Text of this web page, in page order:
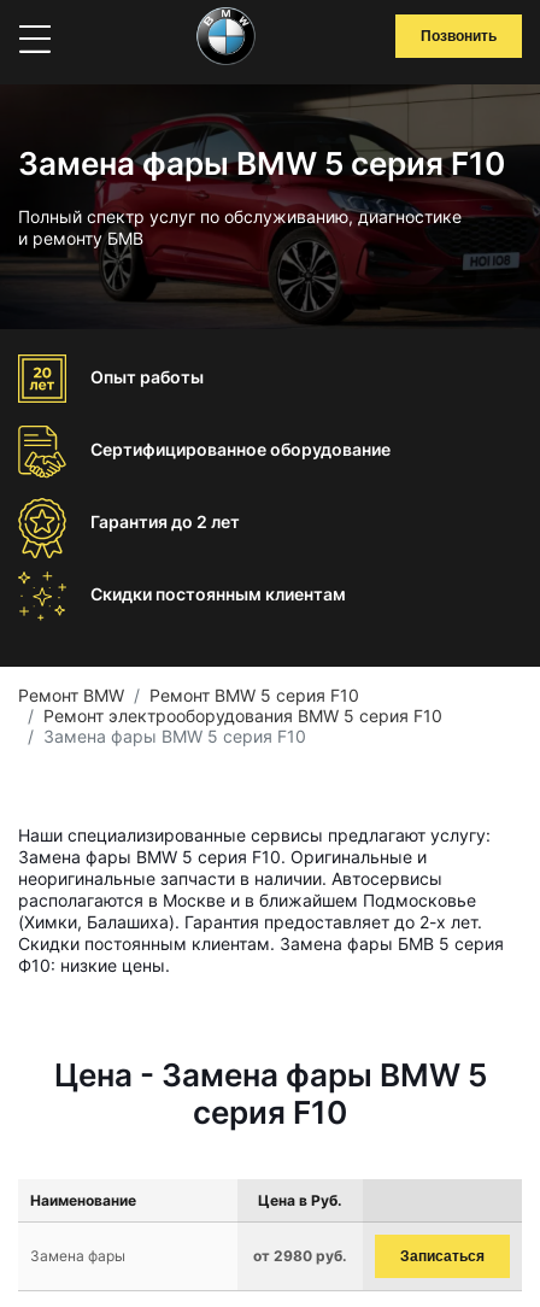
Позвонить
Замена фары BMW 5 серия F10
Полный спектр услуг по обслуживанию, диагностике
и ремонту БМВ
Опыт работы
Сертифицированноеоборудование
Гарантиядо 2 лет
Скидки постоянным клиентам
Ремонт BMW
Ремонт BMW 5 серия F10
Ремонт электрооборудования BMW 5 серия F10
Замена фары BMW 5 серия F10
Наши специализированные сервисы предлагают услугу:
Замена фары BMW 5 серия F10. Оригинальные и
неоригинальные запчасти в наличии. Автосервисы
располагаются в Москве и в ближайшем Подмосковье
(Химки, Балашиха). Гарантия предоставляет до 2-х лет.
Скидки постоянным клиентам. Замена фары БМВ 5 серия
Ф10: низкие цены.
Цена - Замена фары BMW 5
серия F10
Наименование Цена в Руб.
Замена фары от 2980 руб. Записаться